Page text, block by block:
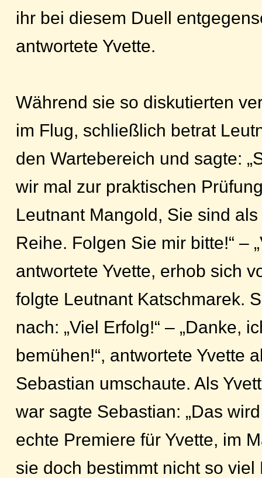
ihr bei diesem Duell
antwortete Yvette.
Während sie so diskutierten
im Flug, schließlich betrat
den Wartebereich und sagte:
wir mal zur praktischen
Leutnant Mangold, Sie sind
Reihe. Folgen Sie mir bitte!“ –
antwortete Yvette, erhob sich
folgte Leutnant Katschmarek.
nach: „Viel Erfolg!“ – „Danke,
bemühen!“, antwortete Yvette
Sebastian umschaute. Als
war sagte Sebastian: „Das
echte Premiere für Yvette, im
sie doch bestimmt nicht so viel